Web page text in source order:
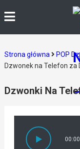
Strona główna POP
Dzwonek na Telefon za
Dzwonki Na
00:00